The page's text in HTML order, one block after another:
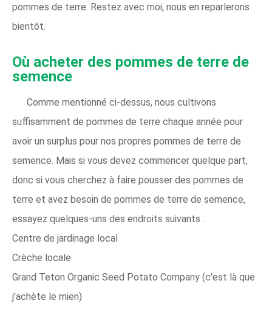
pommes de terre. Restez avec moi, nous en reparlerons
bientôt.
Où acheter des pommes de terre de
semence
Comme mentionné ci-dessus, nous cultivons
suffisamment de pommes de terre chaque année pour
avoir un surplus pour nos propres pommes de terre de
semence. Mais si vous devez commencer quelque part,
donc si vous cherchez à faire pousser des pommes de
terre et avez besoin de pommes de terre de semence,
essayez quelques-uns des endroits suivants :
Centre de jardinage local
Crèche locale
Grand Teton Organic Seed Potato Company (c'est là que
j'achète le mien)